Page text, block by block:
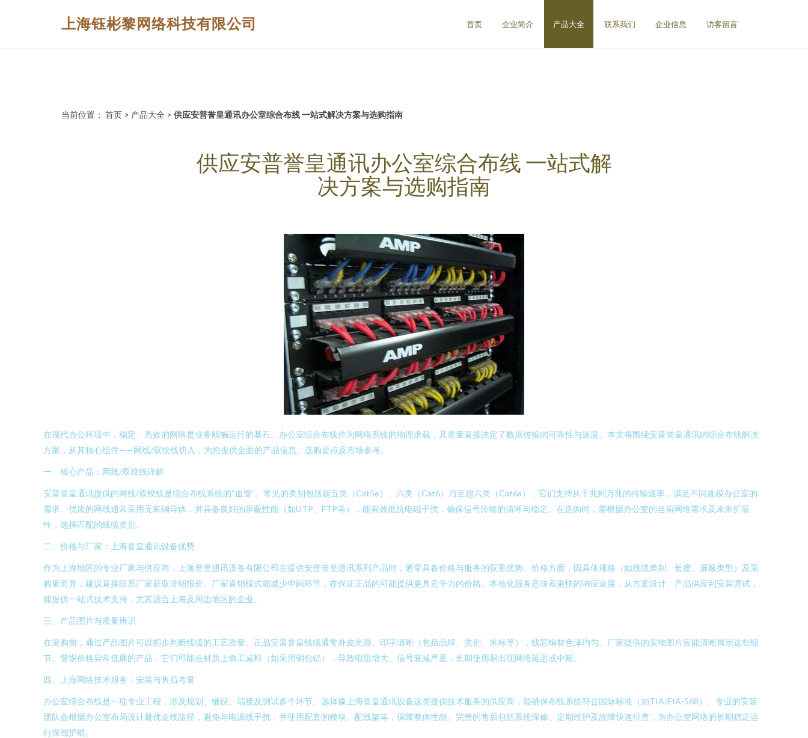
上海钰彬黎网络科技有限公司 首页 企业简介 产品大全 联系我们 企业信息 访客留言
当前位置： 首页 > 产品大全 > 供应安普誉皇通讯办公室综合布线 一站式解决方案与选购指南
供应安普誉皇通讯办公室综合布线 一站式解
决方案与选购指南
在现代办公环境中，稳定、高效的网络是业务顺畅运行的基石。办公室综合布线作为网络系统的物理承载，其质量直接决定了数据传输的可靠性与速度。本文将围绕安普誉皇通讯的综合布线解决
方案，从其核心组件——网线/双绞线切入，为您提供全面的产品信息、选购要点及市场参考。
一、核心产品：网线/双绞线详解
安普誉皇通讯提供的网线/双绞线是综合布线系统的“血管”。常见的类别包括超五类（Cat5e）、六类（Cat6）乃至超六类（Cat6a），它们支持从千兆到万兆的传输速率，满足不同规模办公室的
需求。优质的网线通常采用无氧铜导体，并具备良好的屏蔽性能（如UTP、FTP等），能有效抵抗电磁干扰，确保信号传输的清晰与稳定。在选购时，需根据办公室的当前网络需求及未来扩展
性，选择匹配的线缆类别。
二、价格与厂家：上海誉皇通讯设备优势
作为上海地区的专业厂家与供应商，上海誉皇通讯设备有限公司在提供安普誉皇通讯系列产品时，通常具备价格与服务的双重优势。价格方面，因具体规格（如线缆类别、长度、屏蔽类型）及采
购量而异，建议直接联系厂家获取详细报价。厂家直销模式能减少中间环节，在保证正品的可能提供更具竞争力的价格。本地化服务意味着更快的响应速度，从方案设计、产品供应到安装调试，
能提供一站式技术支持，尤其适合上海及周边地区的企业。
三、产品图片与质量辨识
在采购前，通过产品图片可以初步判断线缆的工艺质量。正品安普誉皇线缆通常外皮光滑、印字清晰（包括品牌、类别、米标等），线芯铜材色泽均匀。厂家提供的实物图片应能清晰展示这些细
节。警惕价格异常低廉的产品，它们可能在材质上偷工减料（如采用铜包铝），导致电阻增大、信号衰减严重，长期使用易出现网络延迟或中断。
四、上海网络技术服务：安装与售后考量
办公室综合布线是一项专业工程，涉及规划、铺设、端接及测试多个环节。选择像上海誉皇通讯设备这类提供技术服务的供应商，能确保布线系统符合国际标准（如TIA/EIA-568）。专业的安装
团队会根据办公室布局设计最优走线路径，避免与电源线干扰，并使用配套的模块、配线架等，保障整体性能。完善的售后包括系统保修、定期维护及故障快速排查，为办公室网络的长期稳定运
行保驾护航。